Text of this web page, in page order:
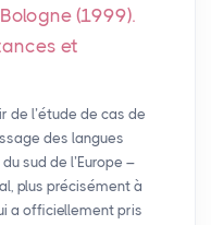
(1999).
et
de l’étude de cas de
des langues
sud de l’Europe –
plus précisément à
a officiellement pris